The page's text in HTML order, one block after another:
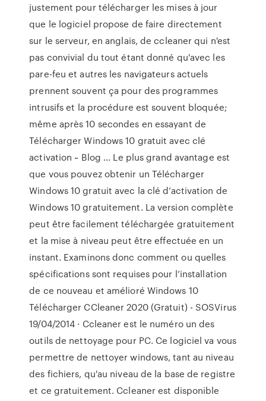
justement pour télécharger les mises à jour
que le logiciel propose de faire directement
sur le serveur, en anglais, de ccleaner qui n'est
pas convivial du tout étant donné qu'avec les
pare-feu et autres les navigateurs actuels
prennent souvent ça pour des programmes
intrusifs et la procédure est souvent bloquée;
même après 10 secondes en essayant de
Télécharger Windows 10 gratuit avec clé
activation ~ Blog ... Le plus grand avantage est
que vous pouvez obtenir un Télécharger
Windows 10 gratuit avec la clé d’activation de
Windows 10 gratuitement. La version complète
peut être facilement téléchargée gratuitement
et la mise à niveau peut être effectuée en un
instant. Examinons donc comment ou quelles
spécifications sont requises pour l’installation
de ce nouveau et amélioré Windows 10
Télécharger CCleaner 2020 (Gratuit) - SOSVirus
19/04/2014 · Ccleaner est le numéro un des
outils de nettoyage pour PC. Ce logiciel va vous
permettre de nettoyer windows, tant au niveau
des fichiers, qu'au niveau de la base de registre
et ce gratuitement. Ccleaner est disponible